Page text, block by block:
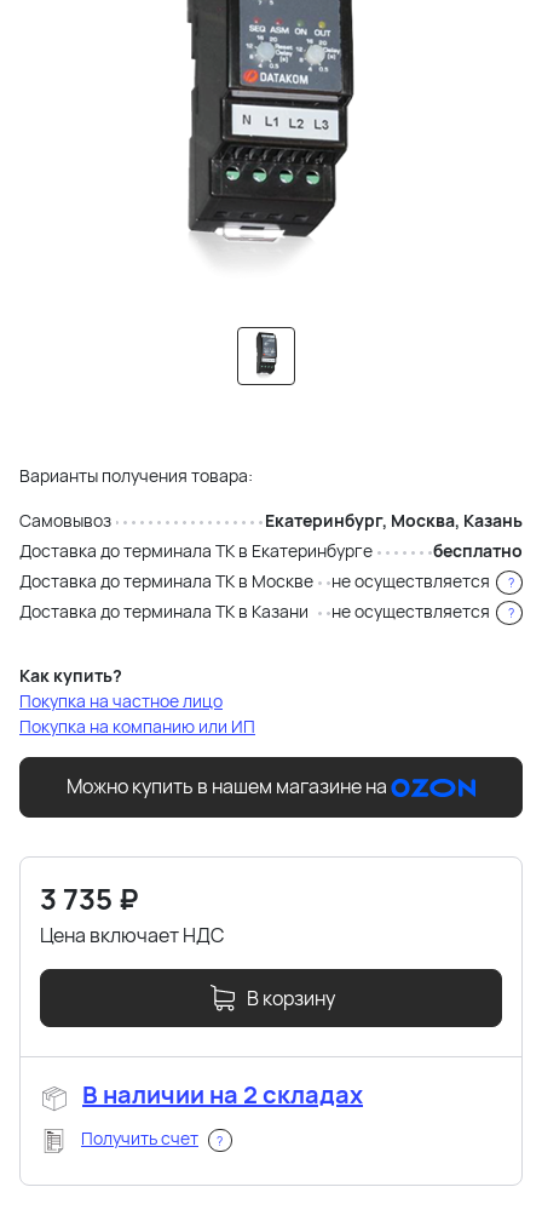
Варианты получения товара:
Самовывоз
Екатеринбург, Москва, Казань
Доставка до терминала ТК в Екатеринбурге
бесплатно
Доставка до терминала ТК в Москве
не осуществляется ?
Доставка до терминала ТК в Казани не осуществляется ?
Как купить?
Покупка на частное лицо
Покупка на компанию или ИП
Можно купить в нашем магазине на
3 735 ₽
Цена включает НДС
В корзину
В наличии на 2 складах
Получить счет ?